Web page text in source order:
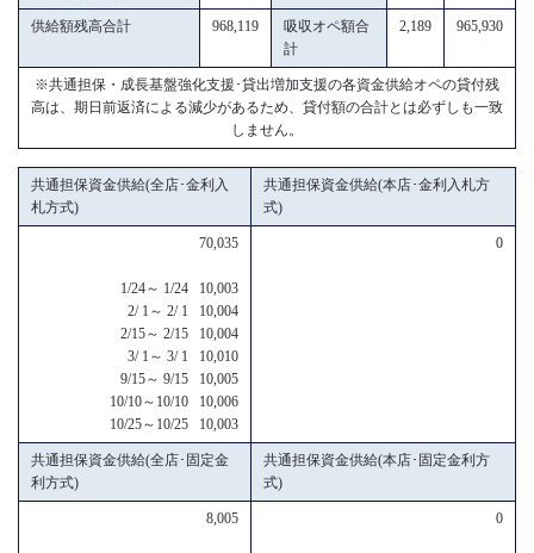
供給額残高合計 968,119
吸収オペ額合
計
2,189 965,930
※共通担保・成長基盤強化支援･貸出増加支援の各資金供給オペの貸付残
高は、期日前返済による減少があるため、貸付額の合計とは必ずしも一致
しません。
共通担保資金供給(全店･金利入
札方式)
共通担保資金供給(本店･金利入札方
式)
70,035
1/24～ 1/24 10,003
2/ 1～ 2/ 1 10,004
2/15～ 2/15 10,004
3/ 1～ 3/ 1 10,010
9/15～ 9/15 10,005
10/10～10/10 10,006
10/25～10/25 10,003
0
共通担保資金供給(全店･固定金
利方式)
共通担保資金供給(本店･固定金利方
式)
8,005 0